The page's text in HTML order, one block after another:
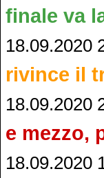
finale va
18.09.2020
rivince il
18.09.2020
e mezzo,
18.09.2020